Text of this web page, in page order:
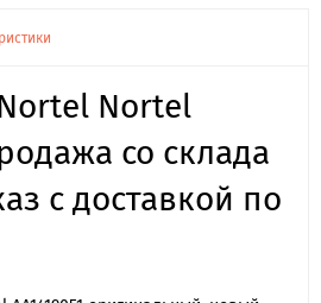
Nortel
со склада
с доставкой по